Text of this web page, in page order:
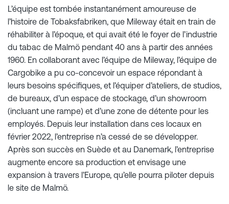
L’équipe est tombée instantanément amoureuse de
l’histoire de Tobaksfabriken, que Mileway était en train de
réhabiliter à l’époque, et qui avait été le foyer de l’industrie
du tabac de Malmö pendant 40 ans à partir des années
1960. En collaborant avec l’équipe de Mileway, l’équipe de
Cargobike a pu co-concevoir un espace répondant à
leurs besoins spécifiques, et l’équiper d’ateliers, de studios,
de bureaux, d’un espace de stockage, d’un showroom
(incluant une rampe) et d’une zone de détente pour les
employés. Depuis leur installation dans ces locaux en
février 2022, l’entreprise n’a cessé de se développer.
Après son succès en Suède et au Danemark, l’entreprise
augmente encore sa production et envisage une
expansion à travers l’Europe, qu’elle pourra piloter depuis
le site de Malmö.